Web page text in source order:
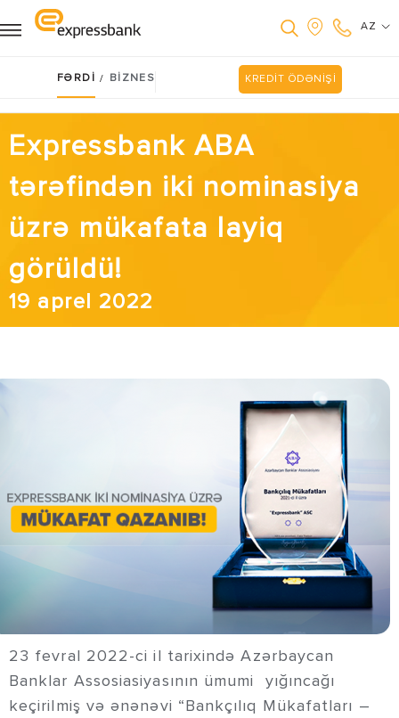
AZ
FƏRDİ / BİZNES KREDİT ÖDƏNİŞİ
Expressbank ABA
tərəfindən iki nominasiya
üzrə mükafata layiq
görüldü!
19 aprel 2022
23 fevral 2022-ci il tarixində Azərbaycan
Banklar Assosiasiyasının ümumi yığıncağı
keçirilmiş və ənənəvi “Bankçılıq Mükafatları –